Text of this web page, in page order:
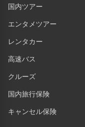
国内ツアー
エンタメツアー
レンタカー
高速バス
クルーズ
国内旅行保険
キャンセル保険